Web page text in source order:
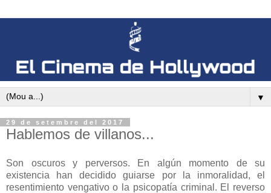
▼
29 de setembre del 2017
Hablemos de villanos...
Son oscuros y perversos. En algún momento de su
existencia han decidido guiarse por la inmoralidad, el
resentimiento vengativo o la psicopatía criminal. El reverso